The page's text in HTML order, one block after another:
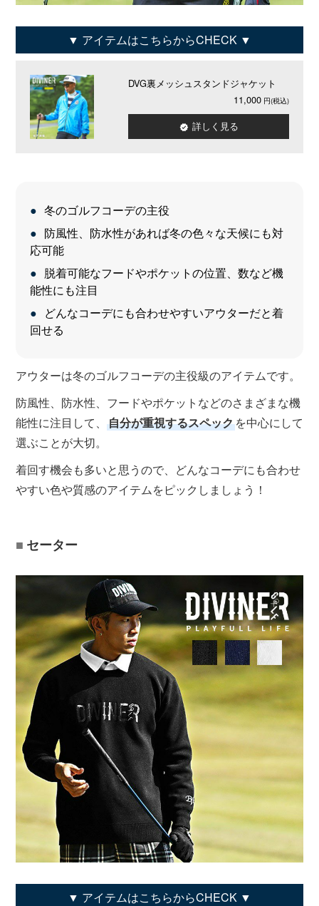
アイテムはこちらからCHECK
DVG裏メッシュスタンドジャケット
11,000
詳しく見る
冬のゴルフコーデの主役
防風性、防水性があれば冬の色々な天候にも対
応可能
脱着可能なフードやポケットの位置、数など機
能性にも注目
どんなコーデにも合わせやすいアウターだと着
回せる
アウターは冬のゴルフコーデの主役級のアイテムです。
防風性、防水性、フードやポケットなどのさまざまな機
能性に注目して、自分が重視するスペックを中心にして
選ぶことが大切。
着回す機会も多いと思うので、どんなコーデにも合わせ
やすい色や質感のアイテムをピックしましょう！
セーター
アイテムはこちらからCHECK